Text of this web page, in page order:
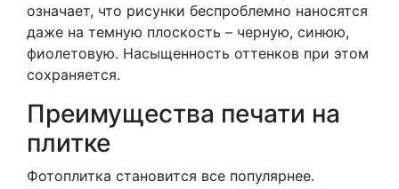
означает, что рисунки беспроблемно наносятся
даже на темную плоскость – черную, синюю,
фиолетовую. Насыщенность оттенков при этом
сохраняется.
Преимущества печати на
плитке
Фотоплитка становится все популярнее.